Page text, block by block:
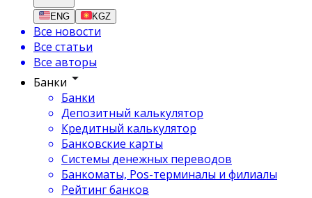
ENG KGZ
Все новости
Все статьи
Все авторы
Банки
Банки
Депозитный калькулятор
Кредитный калькулятор
Банковские карты
Системы денежных переводов
Банкоматы, Pos-терминалы и филиалы
Рейтинг банков